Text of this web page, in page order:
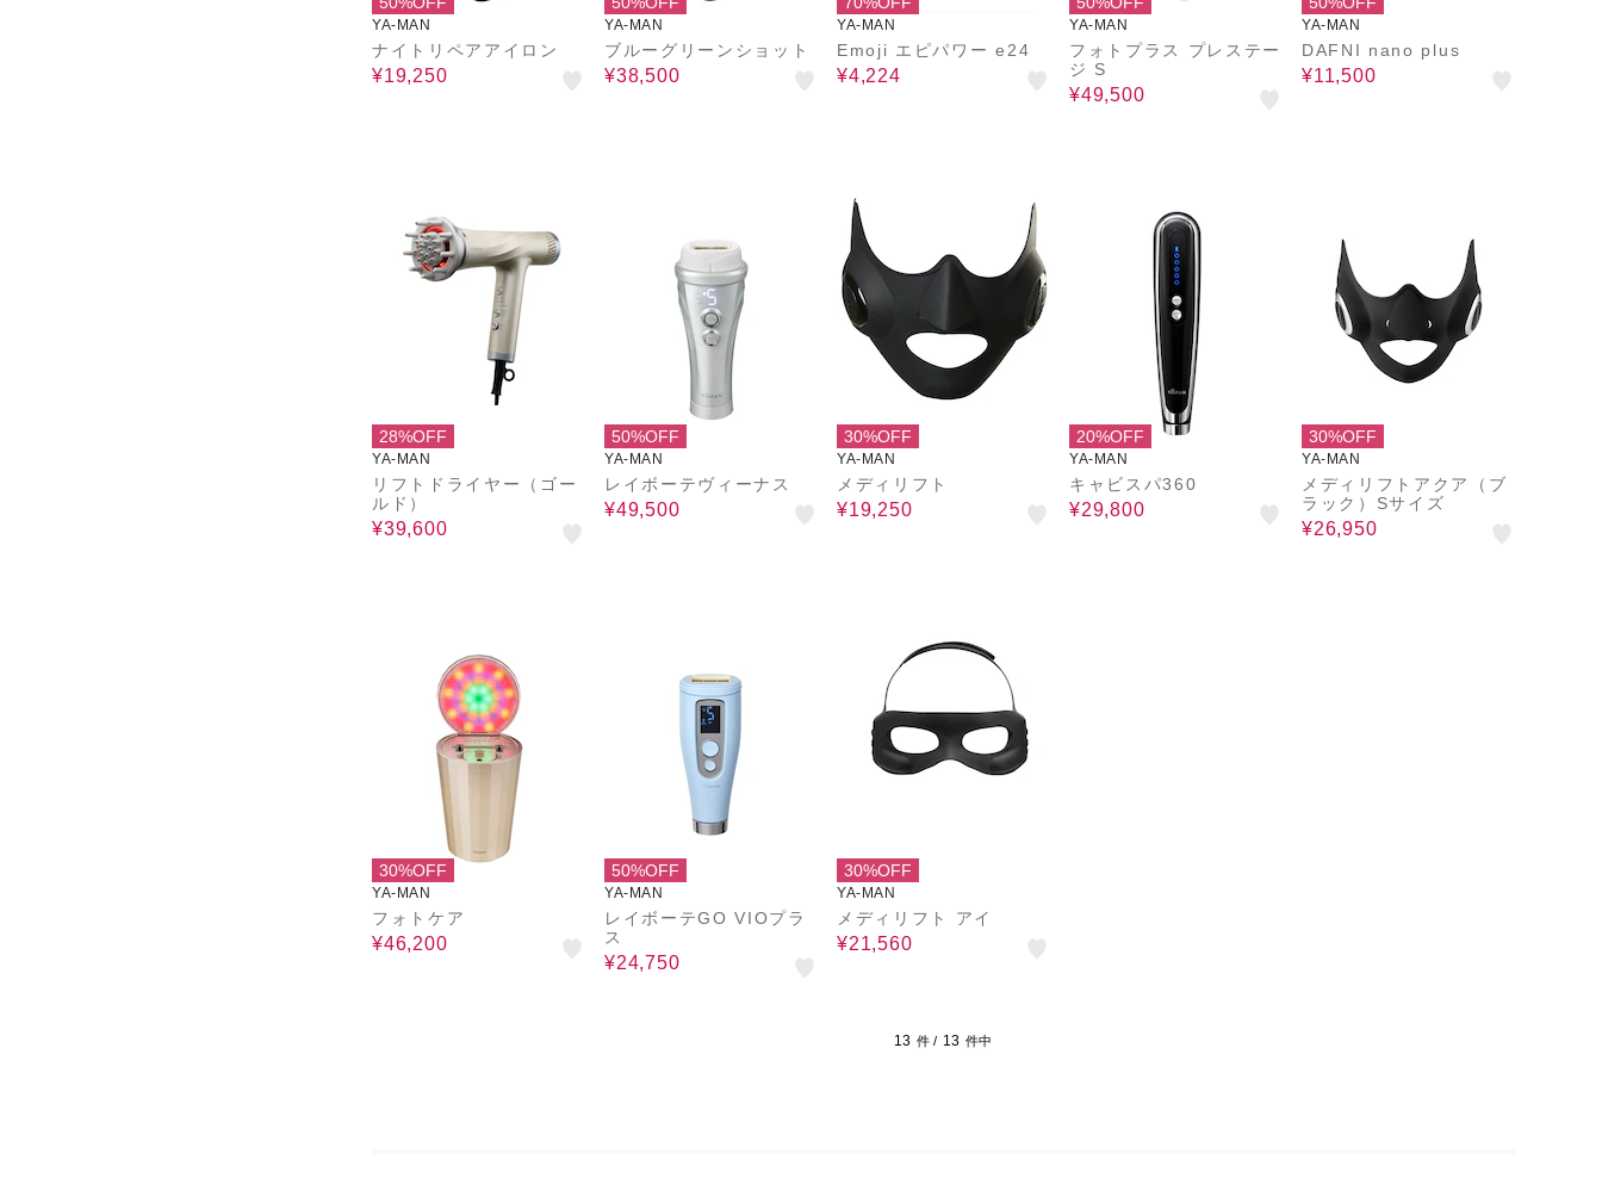
YA-MAN
ナイトリペアアイロン
¥19,250
YA-MAN
ブルーグリーンショット
¥38,500
YA-MAN
Emoji エピパワー e24
¥4,224
YA-MAN
フォトプラス プレステー
ジ S
¥49,500
YA-MAN
DAFNI nano plus
¥11,500
28%OFF
YA-MAN
リフトドライヤー（ゴー
ルド）
¥39,600
50%OFF
YA-MAN
レイボーテヴィーナス
¥49,500
30%OFF
YA-MAN
メディリフト
¥19,250
20%OFF
YA-MAN
キャビスパ360
¥29,800
30%OFF
YA-MAN
メディリフトアクア（ブ
ラック）Sサイズ
¥26,950
30%OFF
YA-MAN
フォトケア
¥46,200
50%OFF
YA-MAN
レイボーテGO VIOプラ
ス
¥24,750
30%OFF
YA-MAN
メディリフト アイ
¥21,560
13 件 / 13 件中